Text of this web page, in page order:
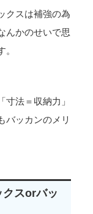
クスは補強の為
んかのせいで思
法＝収納力」
バッカンのメリ
スorバッ